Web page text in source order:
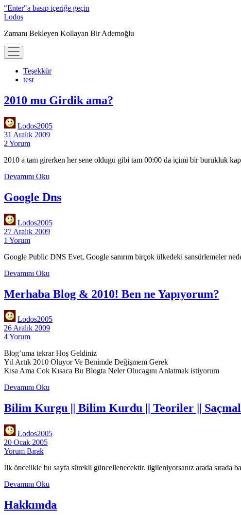
"Enter"a basıp içeriğe geçin
Lodos
Zamanı Bekleyen Kollayan Bir Ademoğlu
menüyü
aç
Teşekkür
test
Lodos
2010 mu Girdik ama?
Lodos2005
31 Aralık 2009
2 Yorum
2010 a tam girerken her sene oldugu gibi tam 00:00 da içimi bir burukluk
Devamını Oku
Girdik
ama?
Google Dns
Lodos2005
27 Aralık 2009
1 Yorum
Google Public DNS Evet, Google sanırım birçok ülkedeki sansürlemeler
Devamını Oku
Merhaba Blog & 2010! Ben ne Yapıyorum?
Lodos2005
26 Aralık 2009
4 Yorum
Blog’uma tekrar Hoş Geldiniz
Yıl Artık 2010 Oluyor Ve Benimde Değişmem Gerek
Kısa Ama Cok Kısaca Bu Blogta Neler Olucagını Anlatmak istiyorum
Devamını Oku
&
2010!
ne
Yapıyorum?
Bilim Kurgu || Bilim Kurdu || Teoriler ||
Lodos2005
20 Ocak 2005
Yorum Bırak
İlk öncelikle bu sayfa sürekli güncellenecektir. ilgileniyorsanız arada sırada
Devamını Oku
||
Bilim
Hakkımda